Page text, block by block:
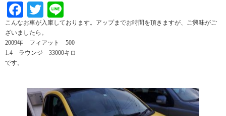
Facebook
Twitter
こんなお車が入庫しております。アップまでお時間を頂きますが、ご興味がご
ざいましたら。
2009年 フィアット 500
1.4 ラウンジ 33000キロ
です。